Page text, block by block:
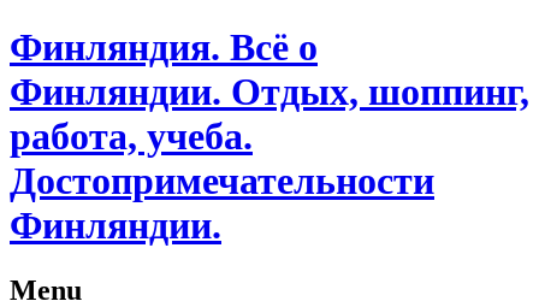
Финляндия. Всё о
Финляндии. Отдых, шоппинг,
работа, учеба.
Достопримечательности
Финляндии.
Menu